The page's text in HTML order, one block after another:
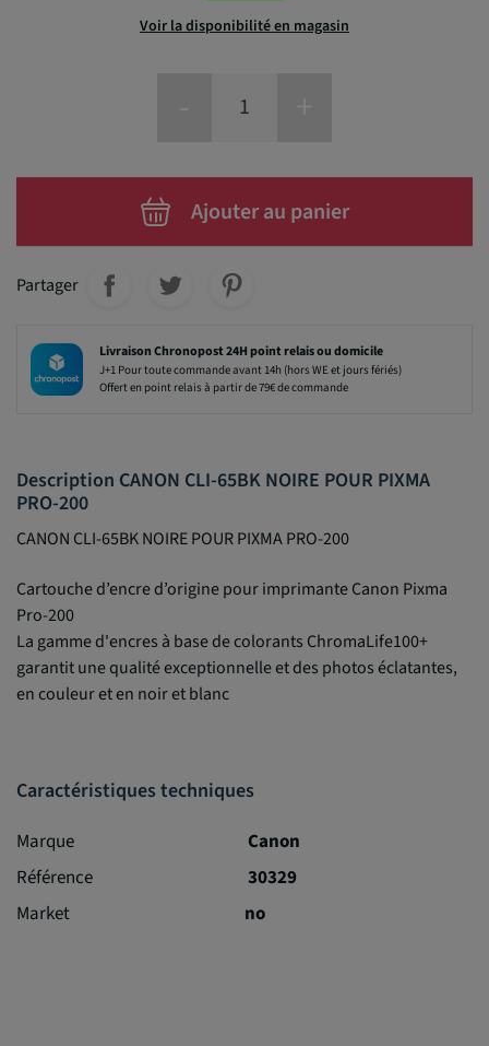
Voir la disponibilité en magasin
Ajouter au panier
Partager
Livraison Chronopost 24H point relais ou domicile
J+1 Pour toute commande avant 14h (hors WE et jours fériés)
Offert en point relais à partir de 79€ de commande
Description CANON CLI-65BK NOIRE POUR PIXMA
PRO-200
CANON CLI-65BK NOIRE POUR PIXMA PRO-200
Cartouche d’encre d’origine pour imprimante Canon Pixma
Pro-200
La gamme d'encres à base de colorants ChromaLife100+
garantit une qualité exceptionnelle et des photos éclatantes,
en couleur et en noir et blanc
Caractéristiques techniques
Marque
Canon
Référence
30329
Market
no